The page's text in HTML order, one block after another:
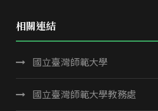
相關連結
國立臺灣師範大學
國立臺灣師範大學教務處